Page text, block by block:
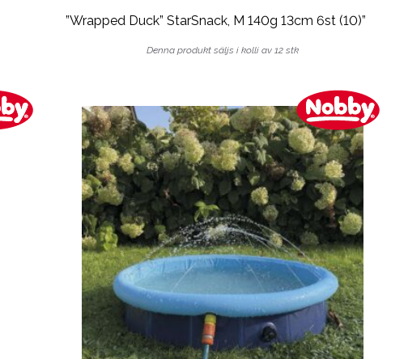
”Wrapped Duck” StarSnack, M 140g 13cm 6st (10)”
Denna produkt säljs i kolli av 12 stk